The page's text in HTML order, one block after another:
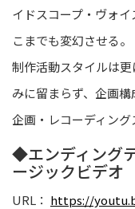
イドスコープ・ヴォ
こまでも変幻させる。
制作活動スタイルは
みに留まらず、企画
企画・レコーディング
◆エンディング
ージックビデオ
URL： https://